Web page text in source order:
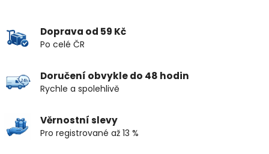
Doprava od 59 Kč
Po celé ČR
Doručení obvykle do 48 hodin
Rychle a spolehlivě
Věrnostní slevy
Pro registrované až 13 %